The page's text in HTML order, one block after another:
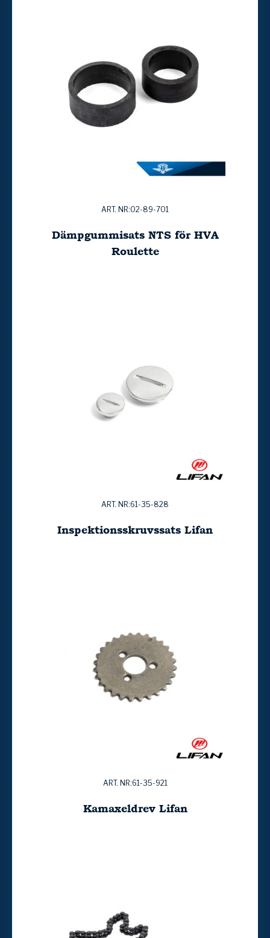
ART. NR:02-89-701
Dämpgummisats NTS för HVA
Roulette
ART. NR:61-35-828
Inspektionsskruvssats Lifan
ART. NR:61-35-921
Kamaxeldrev Lifan